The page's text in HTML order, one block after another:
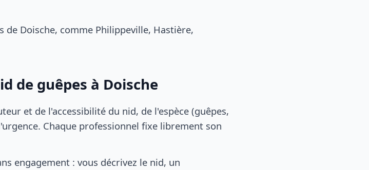
de Doische, comme Philippeville, Hastière,
de guêpes à Doische
et de l'accessibilité du nid, de l'espèce (guêpes,
Chaque professionnel fixe librement son
engagement : vous décrivez le nid, un